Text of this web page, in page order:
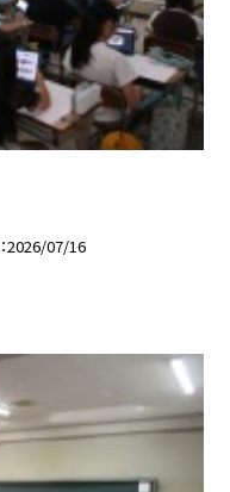
2026/07/16